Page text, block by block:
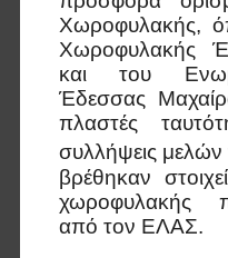
Χωροφυλακής,
Χωροφυλακής
και του
Έδεσσας
πλαστές
συλλήψεις
βρέθηκαν
χωροφυλακής
από τον ΕΛΑΣ.